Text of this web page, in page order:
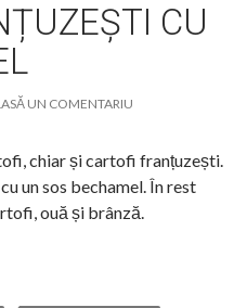
CU
UN COMENTARIU
chiar și cartofi franțuzești.
un sos bechamel. În rest
ouă și brânză.
cu sos bechamel